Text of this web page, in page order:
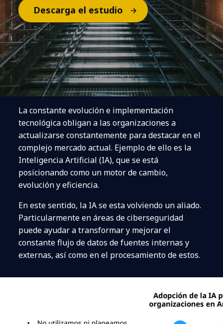
Descarga el estudio
La constante evolución e implementación
tecnológica obligan a las organizaciones a
actualizarse constantemente para destacar en el
complejo mercado actual. Ejemplo de ello es la
Inteligencia Artificial (IA), que se está
posicionando como un motor de cambio,
evolución y eficiencia.
En este sentido, la IA se esta volviendo un aliado.
Particularmente en áreas de ciberseguridad
puede ayudar a transformar y mejorar el
constante flujo de datos de fuentes internas y
externas, así como en el procesamiento de estos.